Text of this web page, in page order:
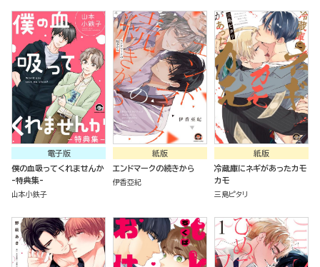
電子版
僕の血吸ってくれませんか
-特典集-
山本小鉄子
紙版
エンドマークの続きから
伊香亞紀
紙版
冷蔵庫にネギがあったカモ
カモ
三島ピタリ